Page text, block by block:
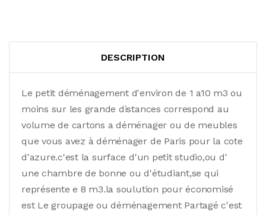
DESCRIPTION
Le petit déménagement d'environ de 1 a10 m3 ou
moins sur les grande distances correspond au
volume de cartons a déménager ou de meubles
que vous avez à déménager de Paris pour la cote
d'azure.c'est la surface d'un petit studio,ou d'
une chambre de bonne ou d'étudiant,se qui
représente e 8 m3.la soulution pour économisé
est Le groupage ou déménagement Partagé c'est